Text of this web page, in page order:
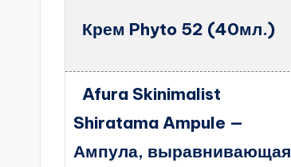
Крем Phyto 52 (40мл.)
Afura Skinimalist
Shiratama Ampule —
Ампула, выравнивающая